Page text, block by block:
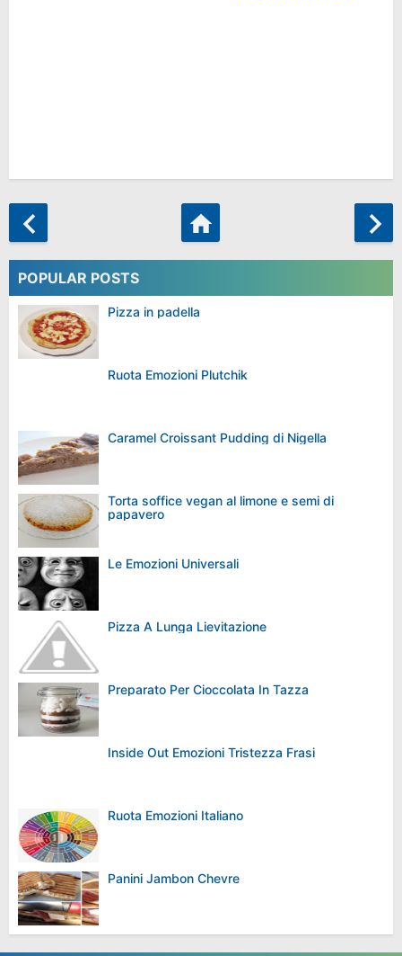
POPULAR POSTS
Pizza in padella
Ruota Emozioni Plutchik
Caramel Croissant Pudding di Nigella
Torta soffice vegan al limone e semi di
papavero
Le Emozioni Universali
Pizza A Lunga Lievitazione
Preparato Per Cioccolata In Tazza
Inside Out Emozioni Tristezza Frasi
Ruota Emozioni Italiano
Panini Jambon Chevre